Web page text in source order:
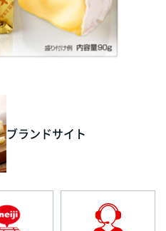
ブランドサイト